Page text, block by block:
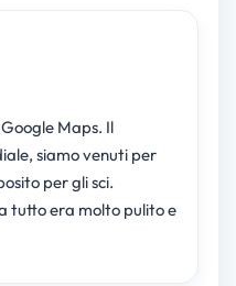
Maps. Il
siamo venuti per
per gli sci.
tutto era molto pulito e